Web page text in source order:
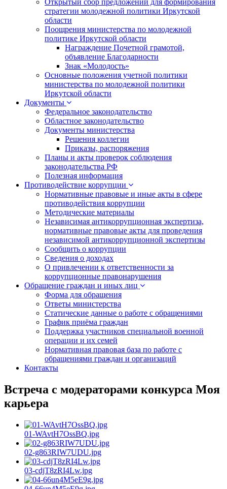
Открытый сбор предложений для формирования
стратегии молодежной политики Иркутской
области
Поощрения министерства по молодежной
политике Иркутской области
Награждение Почетной грамотой,
объявление Благодарности
Знак «Молодость»
Основные положения учетной политики
министерства по молодежной политики
Иркутской области
Документы
Федеральное законодательство
Областное законодательство
Документы министерства
Решения коллегии
Приказы, распоряжения
Планы и акты проверок соблюдения
законодательства РФ
Полезная информация
Противодействие коррупции
Нормативные правовые и иные акты в сфере
противодействия коррупции
Методические материалы
Независимая антикоррупционная экспертиза,
нормативные правовые акты для проведения
независимой антикоррупционной экспертизы
Сообщить о коррупции
Сведения о доходах
О привлечении к ответственности за
коррупционные правонарушения
Обращение граждан и иных лиц
Форма для обращения
Ответы министерства
Статические данные о работе с обращениями
График приёма граждан
Поддержка участников специальной военной
операции и их семей
Нормативная правовая база по работе с
обращениями граждан и организаций
Контакты
Встреча с модераторами конкурса Моя
карьера
01-WAvtH7OssBQ.jpg
02-g863RIW7UDU.jpg
03-cdjT8zRI4Lw.jpg